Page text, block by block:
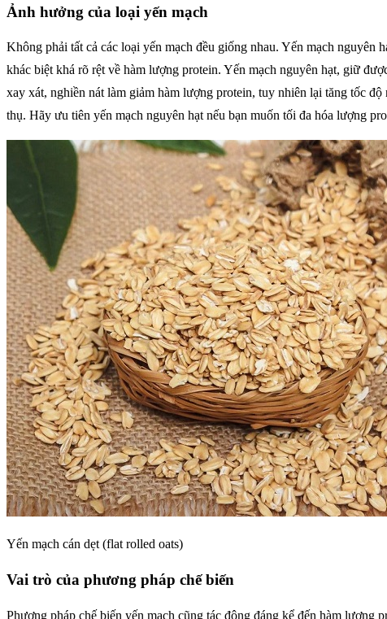
Ảnh hưởng của loại yến mạch
Không phải tất cả các loại yến mạch đều giống nhau. Yến mạch nguyên
khác biệt khá rõ rệt về hàm lượng protein. Yến mạch nguyên hạt, giữ
xay xát, nghiền nát làm giảm hàm lượng protein, tuy nhiên lại tăng tốc
thụ. Hãy ưu tiên yến mạch nguyên hạt nếu bạn muốn tối đa hóa lượng
Yến mạch cán dẹt (flat rolled oats)
Vai trò của phương pháp chế biến
Phương pháp chế biến yến mạch cũng tác động đáng kể đến hàm